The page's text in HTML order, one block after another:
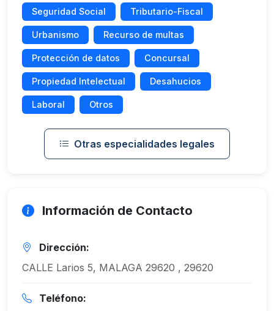
Seguridad Social Tributario-Fiscal
Urbanismo Recurso de multas
Protección de datos Concursal
Propiedad Intelectual Desahucios
Laboral Otros
Otras especialidades legales
Información de Contacto
Dirección:
CALLE Larios 5, MALAGA 29620 , 29620
Teléfono: